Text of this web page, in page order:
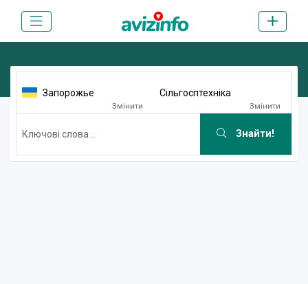
Запорожье
Змінити
Сільгосптехніка
Змінити
Знайти!